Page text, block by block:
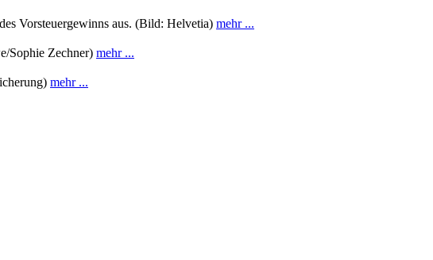
Vorsteuergewinns aus. (Bild: Helvetia) mehr ...
Sophie Zechner) mehr ...
mehr ...